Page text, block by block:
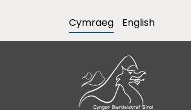
Cymraeg English